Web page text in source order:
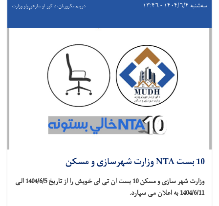
سه‌شنبه ۱۴۰۴/۶/۴ - ۱۳:۴۶ درېيم مکروریان، د کور او ښارجوړولو وزارت
10 بست NTA وزارت شهرسازی و مسکن
وزارت شهر سازی و مسکن 10 بست ان تی ای خویش را از تاریخ 1404/6/5 الی
1404/6/11 به اعلان می سپارد.